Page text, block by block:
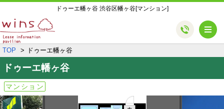
ドゥーエ幡ヶ谷 渋谷区幡ヶ谷[マンション]
TOP ドゥーエ幡ヶ谷
ドゥーエ幡ヶ谷
マンション